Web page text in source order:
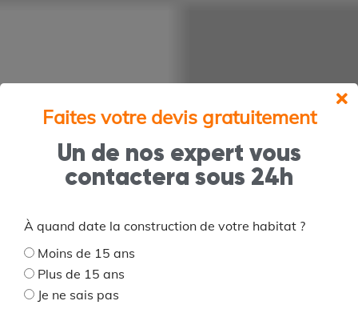
Faites votre devis gratuitement
Un de nos expert vous
contactera sous 24h
À quand date la construction de votre habitat ?
Moins de 15 ans
Plus de 15 ans
Je ne sais pas